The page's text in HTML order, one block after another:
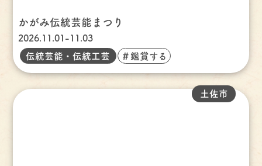
かがみ伝統芸能まつり
2026.11.01-11.03
伝統芸能・伝統工芸 ＃鑑賞する
土佐市